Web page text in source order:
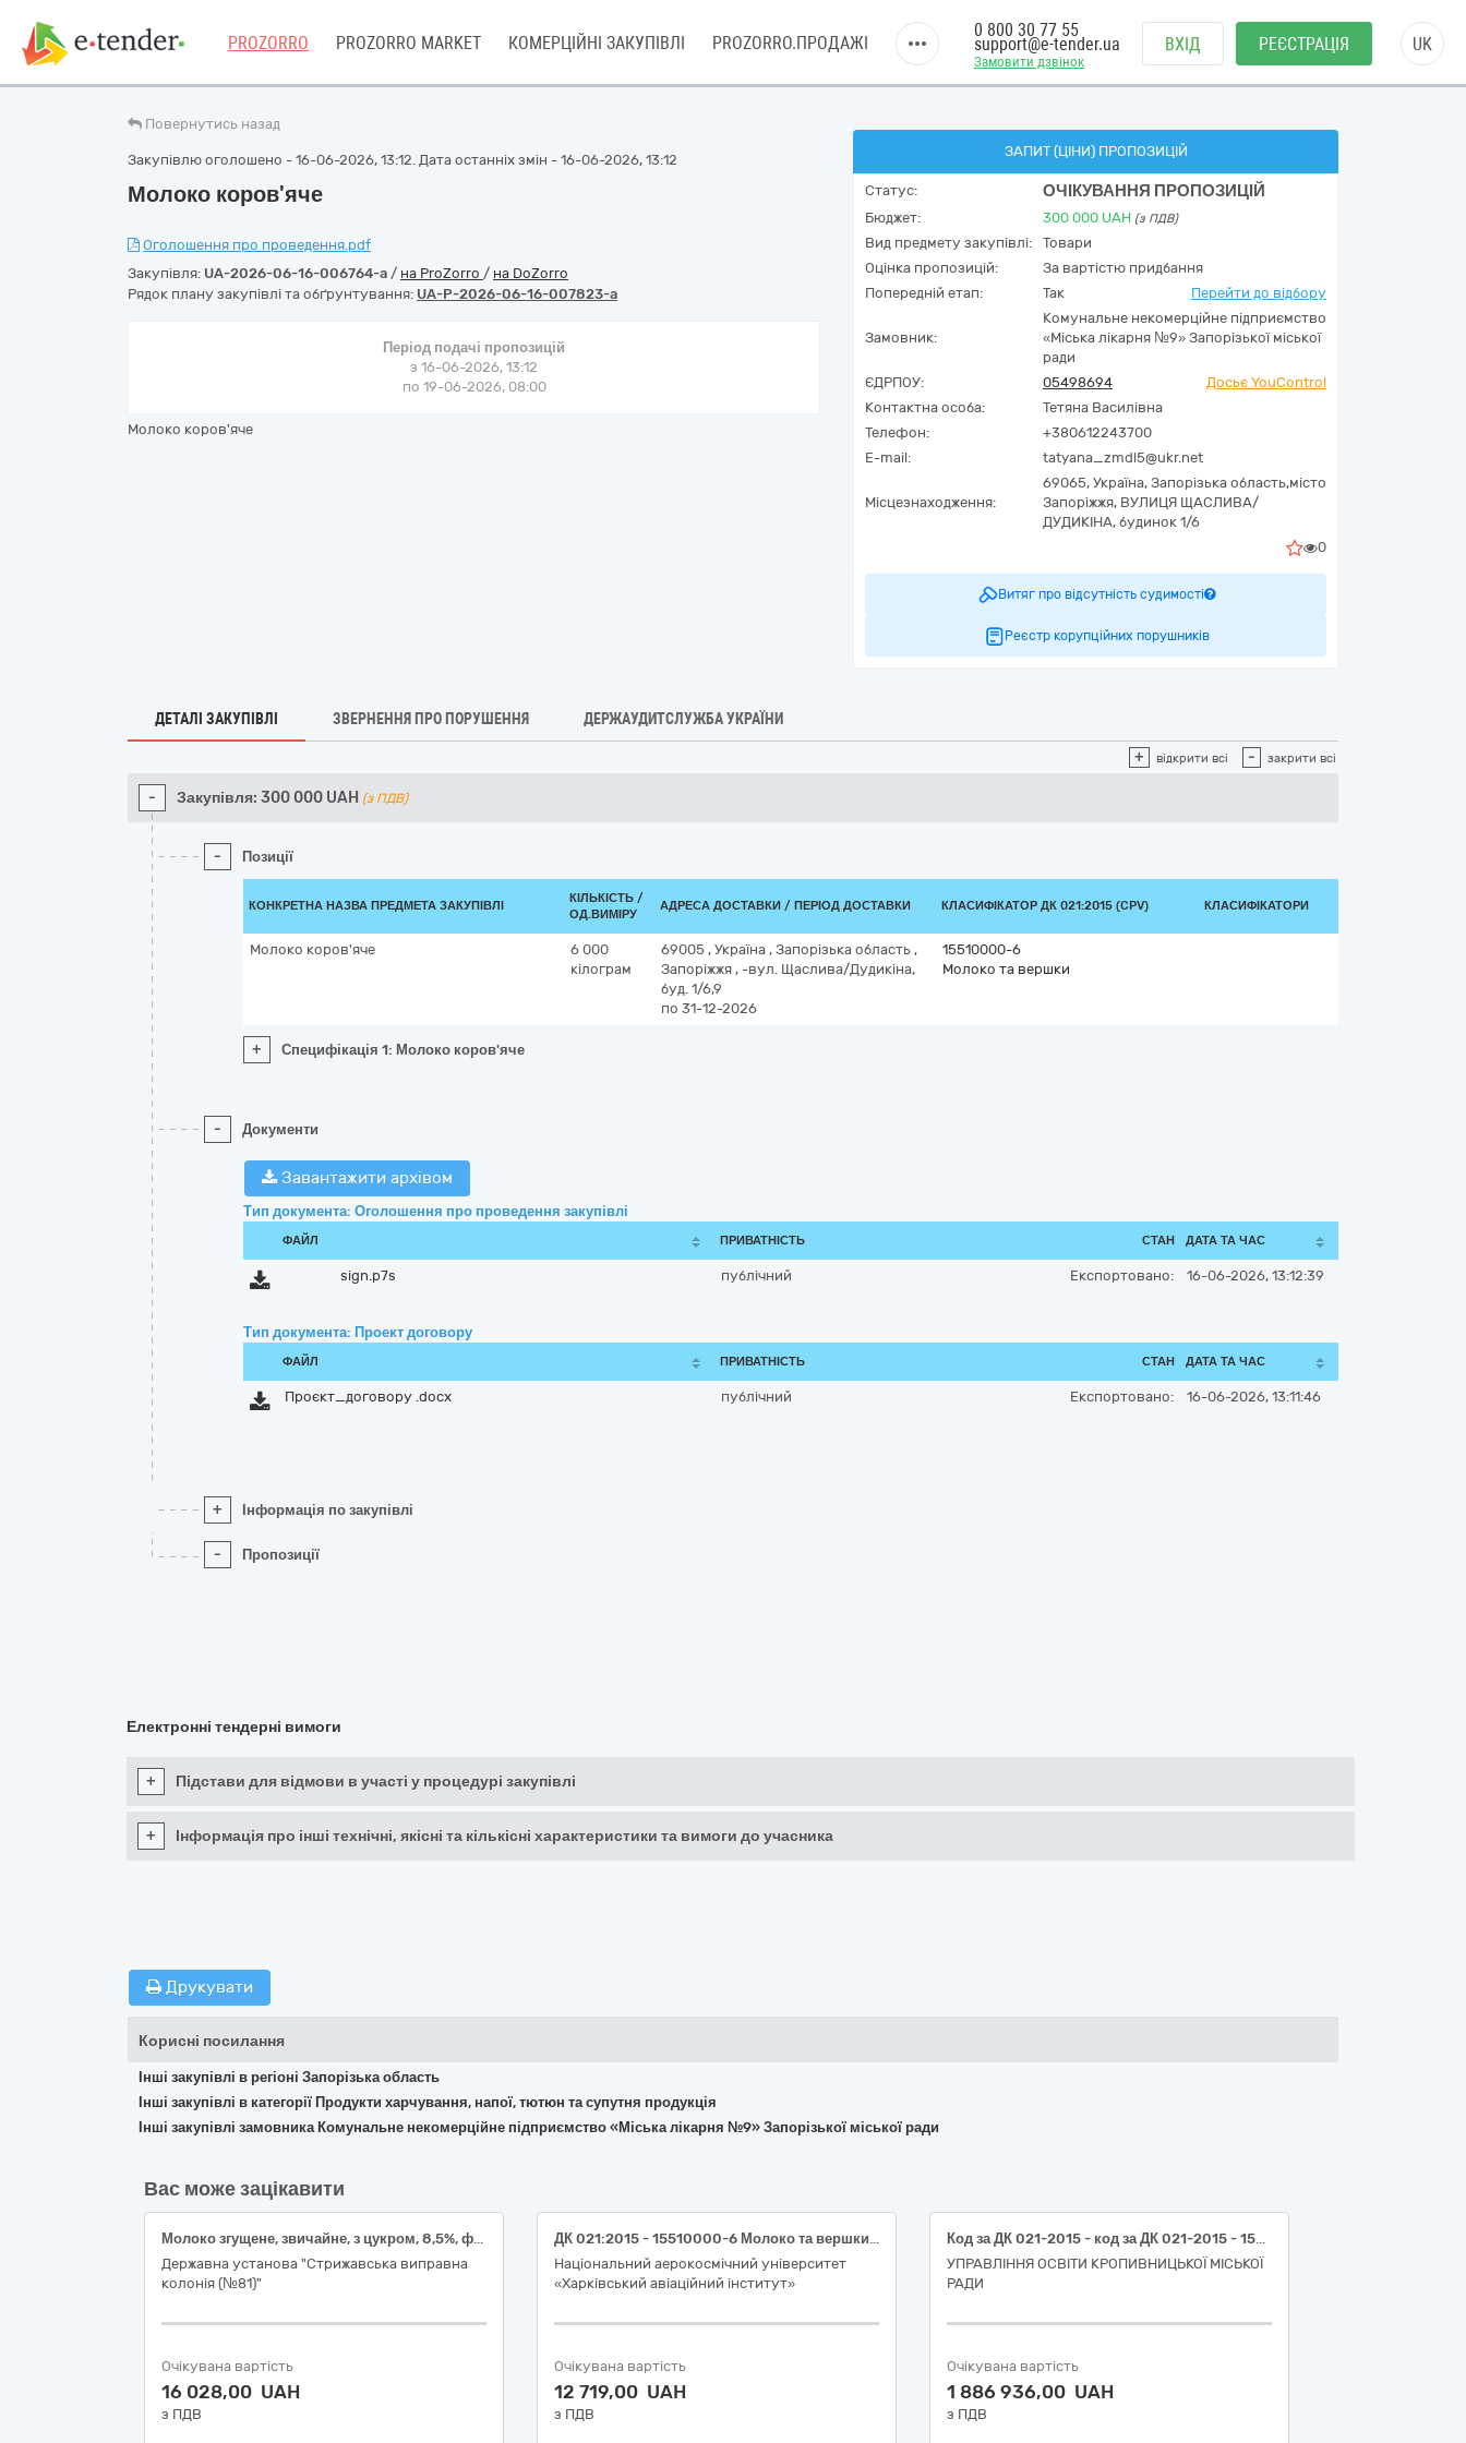
PROZORRO PROZORRO MARKET КОМЕРЦІЙНІ ЗАКУПІВЛІ PROZORRO.ПРОДАЖІ
Замовити дзвінок
0 800 30 77 55
support@e-tender.ua ВХІД РЕЄСТРАЦІЯ UK
Повернутись назад
Закупівлю оголошено - 16-06-2026, 13:12. Дата останніх змін - 16-06-2026, 13:12
Молоко коров'яче
Оголошення про проведення.pdf
Закупівля: UA-2026-06-16-006764-a / на ProZorro / на DoZorro
Рядок плану закупівлі та обґрунтування: UA-P-2026-06-16-007823-a
Період подачі пропозицій
з 16-06-2026, 13:12
по 19-06-2026, 08:00
Молоко коров'яче
ЗАПИТ (ЦІНИ) ПРОПОЗИЦІЙ
Статус: ОЧІКУВАННЯ ПРОПОЗИЦІЙ
Бюджет: 300 000 UAH (з ПДВ)
Вид предмету закупівлі:
Товари
Оцінка пропозицій:
За вартістю придбання
Попередній етап:
Так Перейти до відбору
Замовник:
Комунальне некомерційне підприємство
«Міська лікарня №9» Запорізької міської
ради
ЄДРПОУ:
05498694
Досьє YouControl
Контактна особа:
Тетяна Василівна
Телефон:
+380612243700
E-mail:
tatyana_zmdl5@ukr.net
Місцезнаходження:
69065, Україна, Запорізька область,місто
Запоріжжя, ВУЛИЦЯ ЩАСЛИВА/
ДУДИКІНА, будинок 1/6
0
Витяг про відсутність судимості
Реєстр корупційних порушників
ДЕТАЛІ ЗАКУПІВЛІ ЗВЕРНЕННЯ ПРО ПОРУШЕННЯ ДЕРЖАУДИТСЛУЖБА УКРАЇНИ
+ відкрити всі - закрити всі
- Закупівля: 300 000 UAH (з ПДВ)
- Позиції
КОНКРЕТНА НАЗВА ПРЕДМЕТА ЗАКУПІВЛІ
КІЛЬКІСТЬ /
ОД.ВИМІРУ
АДРЕСА ДОСТАВКИ / ПЕРІОД ДОСТАВКИ КЛАСИФІКАТОР ДК 021:2015 (CPV) КЛАСИФІКАТОРИ
Молоко коров'яче
6 000
кілограм
69005 , Україна , Запорізька область ,
Запоріжжя , -вул. Щаслива/Дудикіна,
буд. 1/6,9
по 31-12-2026
15510000-6
Молоко та вершки
+ Специфікація 1: Молоко коров'яче
- Документи
Завантажити архівом
Тип документа: Оголошення про проведення закупівлі
ФАЙЛ ПРИВАТНІСТЬ СТАН ДАТА ТА ЧАС
sign.p7s публічний Експортовано: 16-06-2026, 13:12:39
Тип документа: Проект договору
ФАЙЛ ПРИВАТНІСТЬ СТАН ДАТА ТА ЧАС
Проєкт_договору .docx публічний Експортовано: 16-06-2026, 13:11:46
+ Інформація по закупівлі
- Пропозиції
Електронні тендерні вимоги
+ Підстави для відмови в участі у процедурі закупівлі
+ Інформація про інші технічні, якісні та кількісні характеристики та вимоги до учасника
Друкувати
Корисні посилання
Інші закупівлі в регіоні Запорізька область
Інші закупівлі в категорії Продукти харчування, напої, тютюн та супутня продукція
Інші закупівлі замовника Комунальне некомерційне підприємство «Міська лікарня №9» Запорізької міської ради
Вас може зацікавити
Молоко згущене, звичайне, з цукром, 8,5%, фасування 370г, банка консервна, ДСТУ 4274
Державна установа "Стрижавська виправна
колонія (№81)"
Очікувана вартість
16 028,00 UAH
з ПДВ
ДК 021:2015 - 15510000-6 Молоко та вершки (Молоко коров’яче ультрапастеризоване 2,5%)
Національний аерокосмічний університет
«Харківський авіаційний інститут»
Очікувана вартість
12 719,00 UAH
з ПДВ
Код за ДК 021-2015 - код за ДК 021-2015 - 15510000-6 Молоко та вершки (Молоко (не менше 2,5% жирності), молоко коров'яче, ультрапастеризоване, безлактозне, 2,5%).
УПРАВЛІННЯ ОСВІТИ КРОПИВНИЦЬКОЇ МІСЬКОЇ
РАДИ
Очікувана вартість
1 886 936,00 UAH
з ПДВ